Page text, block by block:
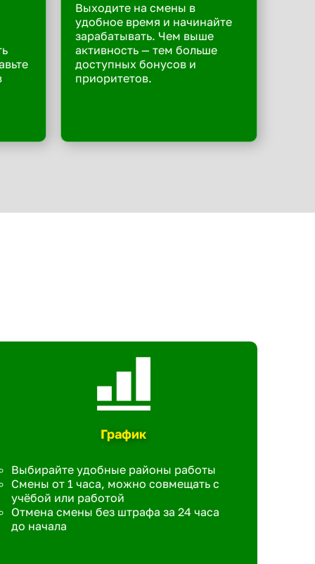
Выходите на смены в
удобное время и начинайте
зарабатывать. Чем выше
активность — тем больше
доступных бонусов и
приоритетов.
График
Выбирайте удобные районы работы
Смены от 1 часа, можно совмещать с
учёбой или работой
Отмена смены без штрафа за 24 часа
до начала